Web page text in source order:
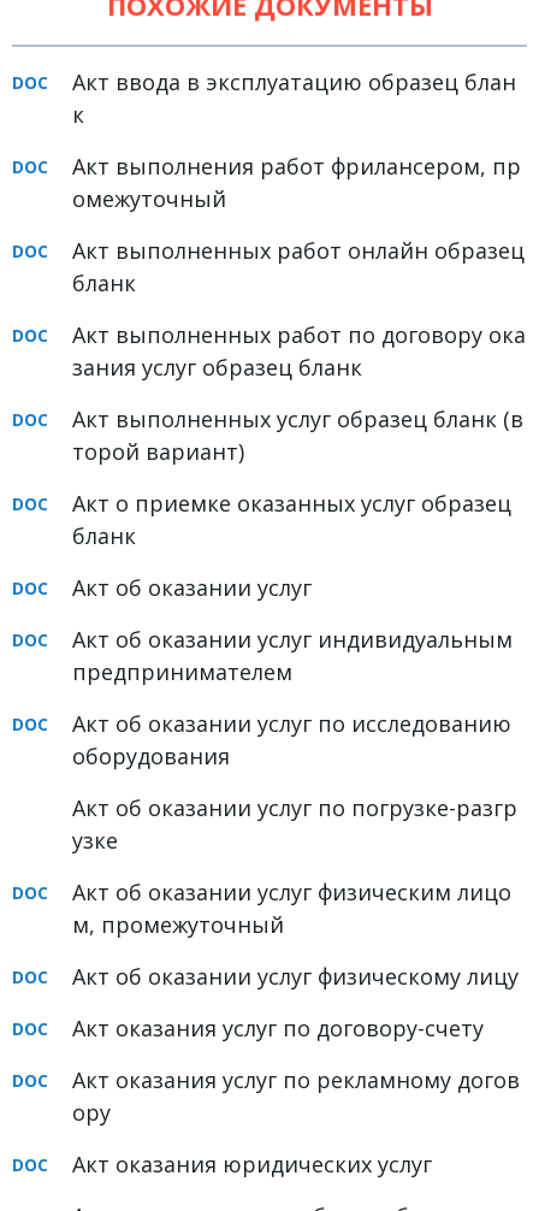
Акт ввода в эксплуатацию образец блан
к
Акт выполнения работ фрилансером, пр
омежуточный
Акт выполненных работ онлайн образец
бланк
Акт выполненных работ по договору ока
зания услуг образец бланк
Акт выполненных услуг образец бланк (в
торой вариант)
Акт о приемке оказанных услуг образец
бланк
Акт об оказании услуг
Акт об оказании услуг индивидуальным
предпринимателем
Акт об оказании услуг по исследованию
оборудования
Акт об оказании услуг по погрузке-разгр
узке
Акт об оказании услуг физическим лицо
м, промежуточный
Акт об оказании услуг физическому лицу
Акт оказания услуг по договору-счету
Акт оказания услуг по рекламному догов
ору
Акт оказания юридических услуг
Медицинское право
Миграционное право
Налоговое право
Семейное право
Трудовое право
Уголовное право
Финансовое право
Юридические новости
ДОКУМЕНТЫ
ВИДЕО
+7 (800) 511-86-74
Для всех регионов РФ
Следите за новостями